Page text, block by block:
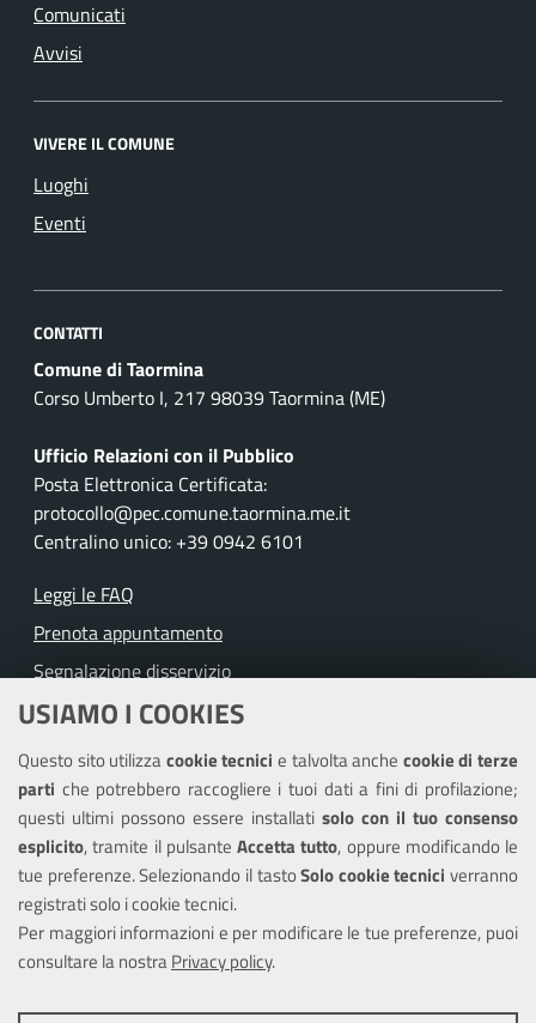
USIAMO I COOKIES
Questo sito utilizzacookie tecnicie talvolta anche cookie di terze
parti che potrebbero raccogliere i tuoi dati a fini di profilazione;
questi ultimi possono essere installati solo con il tuo consenso
esplicito, tramite il pulsante Accetta tutto, oppure modificando le
tue preferenze. Selezionando il tastoSolo cookie tecnici verranno
registrati solo i cookie tecnici.
Per maggiori informazioni e per modificare le tue preferenze, puoi
consultare la nostraPrivacy policy.
Comunicati
Avvisi
VIVERE IL COMUNE
Luoghi
Eventi
CONTATTI
Comune di Taormina
Corso Umberto I, 217 98039 Taormina (ME)
Ufficio Relazioni con il Pubblico
Posta Elettronica Certificata:
protocollo@pec.comune.taormina.me.it
Centralino unico: +39 0942 6101
Leggi le FAQ
Prenota appuntamento
Segnalazione disservizio
Richiesta assistenza
Amministrazione trasparente
Informativa privacy
Note legali
Piano di miglioramento del sito
Dichiarazione di accessibilità